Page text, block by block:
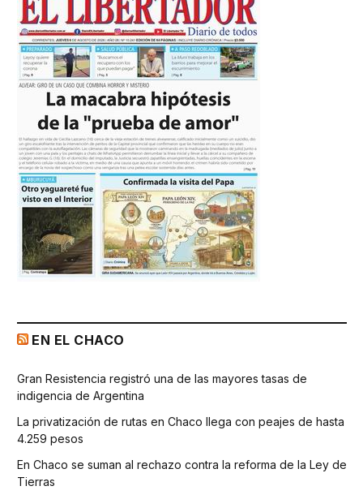
EN EL CHACO
Gran Resistencia registró una de las mayores tasas de
indigencia de Argentina
La privatización de rutas en Chaco llega con peajes de hasta
4.259 pesos
En Chaco se suman al rechazo contra la reforma de la Ley de
Tierras